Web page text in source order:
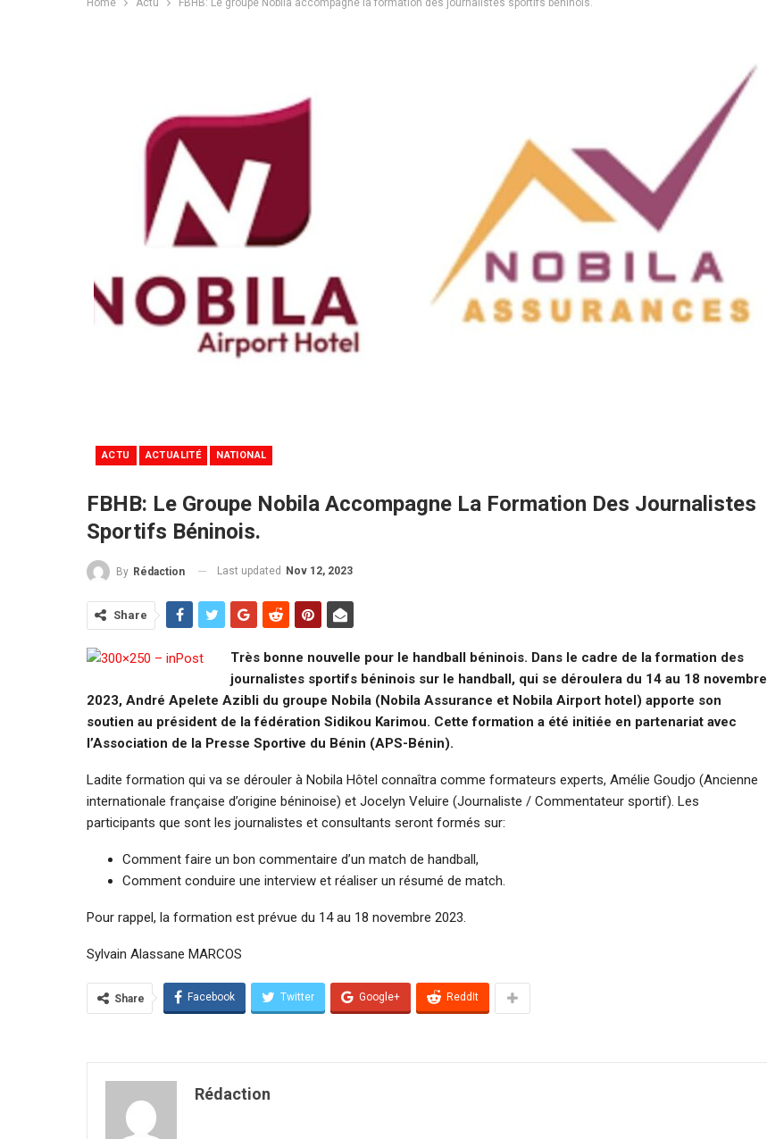
Home Actu FBHB: Le groupe Nobila accompagne la formation des journalistes sportifs béninois.
ACTU ACTUALITÉ NATIONAL
FBHB: Le Groupe Nobila Accompagne La Formation Des Journalistes
Sportifs Béninois.
By Rédaction Last updated Nov 12, 2023
Share
Très bonne nouvelle pour le handball béninois. Dans le cadre de la formation des
journalistes sportifs béninois sur le handball, qui se déroulera du 14 au 18 novembre
2023, André Apelete Azibli du groupe Nobila (Nobila Assurance et Nobila Airport hotel) apporte son
soutien au président de la fédération Sidikou Karimou. Cette formation a été initiée en partenariat avec
l’Association de la Presse Sportive du Bénin (APS-Bénin).
Ladite formation qui va se dérouler à Nobila Hôtel connaîtra comme formateurs experts, Amélie Goudjo (Ancienne
internationale française d’origine béninoise) et Jocelyn Veluire (Journaliste / Commentateur sportif). Les
participants que sont les journalistes et consultants seront formés sur:
Comment faire un bon commentaire d’un match de handball,
Comment conduire une interview et réaliser un résumé de match.
Pour rappel, la formation est prévue du 14 au 18 novembre 2023.
Sylvain Alassane MARCOS
Share Facebook Twitter Google+ ReddIt
Rédaction